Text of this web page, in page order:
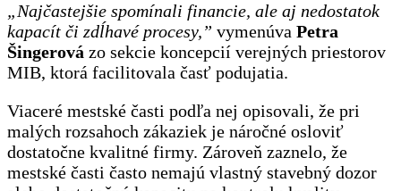
„Najčastejšie spomínali financie, ale aj nedostatok
kapacít či zdĺhavé procesy,” vymenúva Petra
Šingerová zo sekcie koncepcií verejných priestorov
MIB, ktorá facilitovala časť podujatia.
Viaceré mestské časti podľa nej opisovali, že pri
malých rozsahoch zákaziek je náročné osloviť
dostatočne kvalitné firmy. Zároveň zaznelo, že
mestské časti často nemajú vlastný stavebný dozor